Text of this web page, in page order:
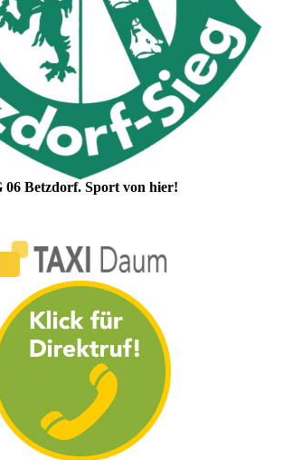
06 Betzdorf. Sport von hier!